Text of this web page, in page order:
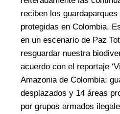
reciben los
protegidas en Colombia.
en un escenario de Paz
resguardar nuestra
acuerdo con el reportaje
Amazonia de Colombia:
desplazados y 14 áreas
por grupos armados